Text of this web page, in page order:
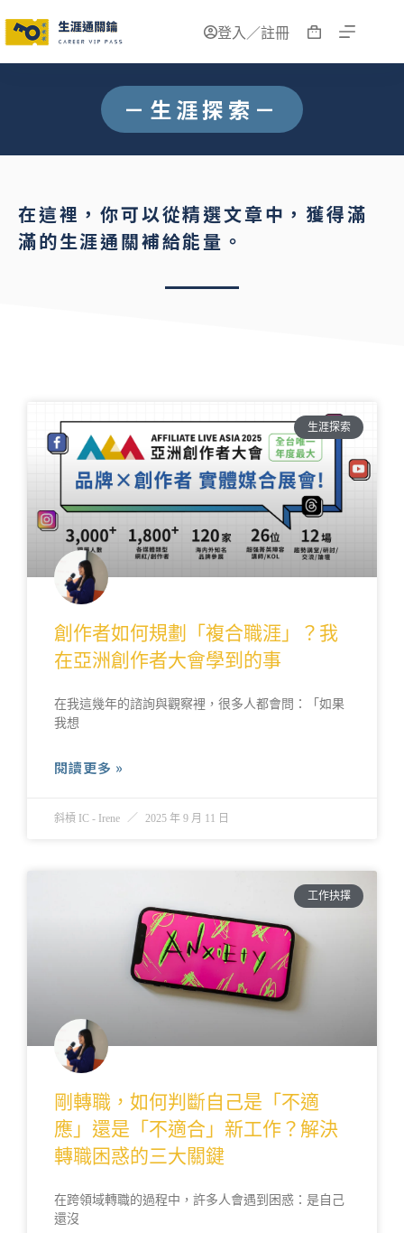
登入／註冊
－生涯探索－
在這裡，你可以從精選文章中，獲得滿
滿的生涯通關補給能量。
生涯探索
創作者如何規劃「複合職涯」？我
在亞洲創作者大會學到的事
在我這幾年的諮詢與觀察裡，很多人都會問：「如果
我想
閱讀更多 »
斜槓 IC - Irene 2025 年 9 月 11 日
工作抉擇
剛轉職，如何判斷自己是「不適
應」還是「不適合」新工作？解決
轉職困惑的三大關鍵
在跨領域轉職的過程中，許多人會遇到困惑：是自己
還沒